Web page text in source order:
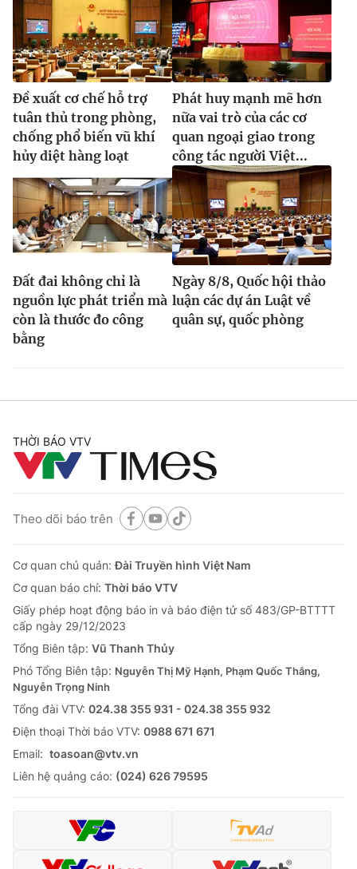
Đề xuất cơ chế hỗ trợ
tuân thủ trong phòng,
chống phổ biến vũ khí
hủy diệt hàng loạt
Phát huy mạnh mẽ hơn
nữa vai trò của các cơ
quan ngoại giao trong
công tác người Việt...
Đất đai không chỉ là
nguồn lực phát triển mà
còn là thước đo công
bằng
Ngày 8/8, Quốc hội thảo
luận các dự án Luật về
quân sự, quốc phòng
THỜI BÁO VTV
Theo dõi báo trên
Cơ quan chủ quản:Đài Truyền hình Việt Nam
Cơ quan báo chí: Thời báo VTV
Giấy phép hoạt động báo in và báo điện tử số 483/GP-BTTTT
cấp ngày 29/12/2023
Tổng Biên tập: Vũ Thanh Thủy
Phó Tổng Biên tập: Nguyễn Thị Mỹ Hạnh, Phạm Quốc Thắng,
Nguyễn Trọng Ninh
Tổng đài VTV: 024.38 355 931 - 024.38 355 932
Ðiện thoại Thời báo VTV: 0988 671 671
Email: toasoan@vtv.vn
Liên hệ quảng cáo: (024) 626 79595